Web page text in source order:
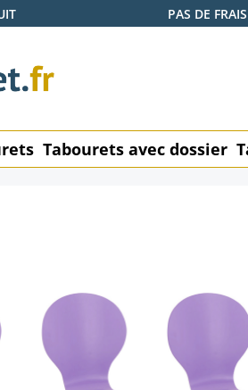
principale PAS DE
Tabourets avec dossier